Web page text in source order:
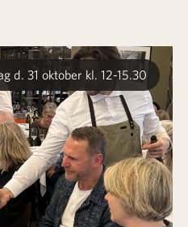
d. 31 oktober kl. 12-15.30